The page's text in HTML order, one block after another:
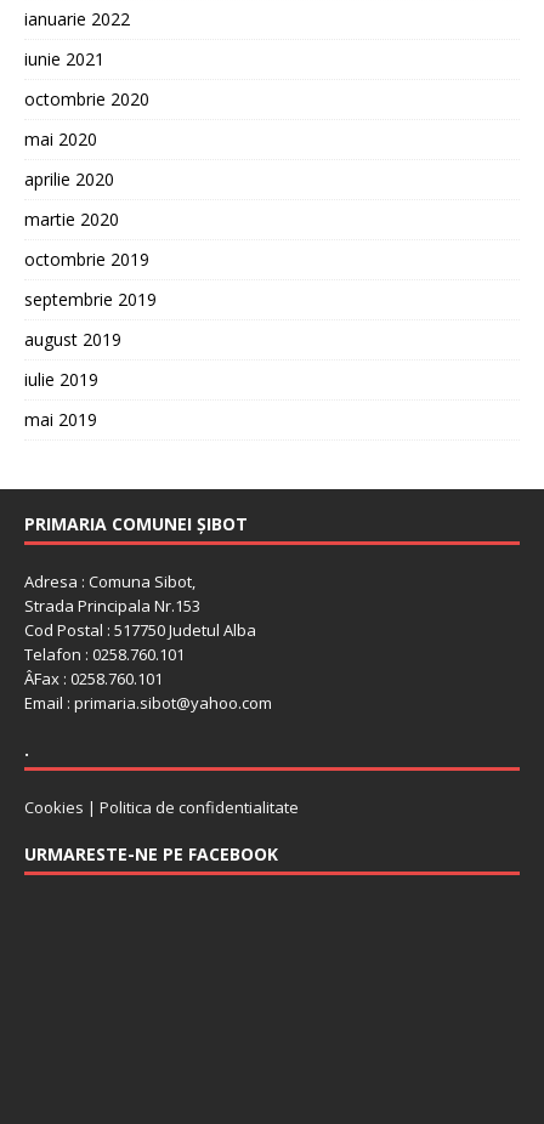
ianuarie 2022
iunie 2021
octombrie 2020
mai 2020
aprilie 2020
martie 2020
octombrie 2019
septembrie 2019
august 2019
iulie 2019
mai 2019
PRIMARIA COMUNEI ȘIBOT
Adresa : Comuna Sibot,
Strada Principala Nr.153
Cod Postal : 517750 Judetul Alba
Telafon : 0258.760.101
ÂFax : 0258.760.101
Email : primaria.sibot@yahoo.com
.
Cookies | Politica de confidentialitate
URMARESTE-NE PE FACEBOOK